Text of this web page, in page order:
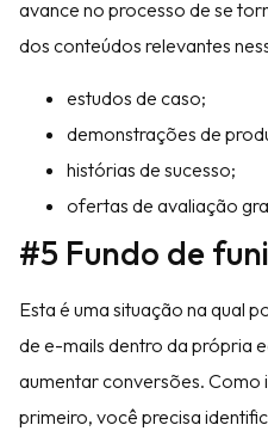
avance no processo de se
dos conteúdos relevantes
estudos de caso;
demonstrações de
histórias de sucesso;
ofertas de avaliação
#5 Fundo de
Esta é uma situação na qual
de e-mails dentro da própria
aumentar conversões. Como
primeiro, você precisa